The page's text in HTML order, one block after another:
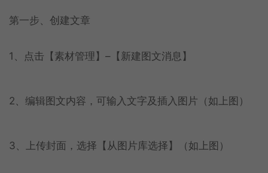
第一步、创建文章
1、点击【素材管理】–【新建图文消息】
2、编辑图文内容，可输入文字及插入图片（如上图）
3、上传封面，选择【从图片库选择】（如上图）